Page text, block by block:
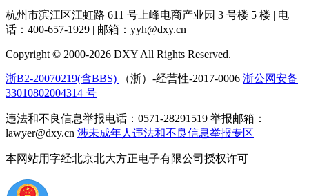
杭州市滨江区江虹路 611 号上峰电商产业园 3 号楼 5 楼 | 电
话：400-657-1929 | 邮箱：yyh@dxy.cn
Copyright © 2000-2026 DXY All Rights Reserved.
浙B2-20070219(含BBS) （浙）-经营性-2017-0006 浙公网安备
33010802004314 号
违法和不良信息举报电话：0571-28291519 举报邮箱：
lawyer@dxy.cn 涉未成年人违法和不良信息举报专区
本网站用字经北京北大方正电子有限公司授权许可